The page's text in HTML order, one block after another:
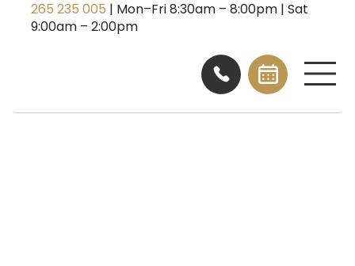
265 235 005 | Mon–Fri 8:30am – 8:00pm | Sat
9:00am – 2:00pm